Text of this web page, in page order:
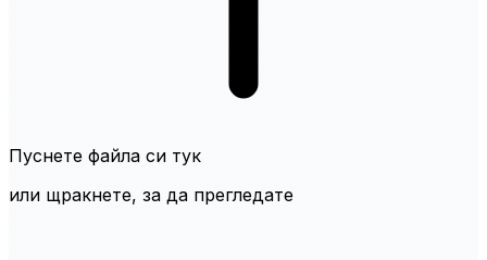
Пуснете файла си тук
или щракнете, за да прегледате